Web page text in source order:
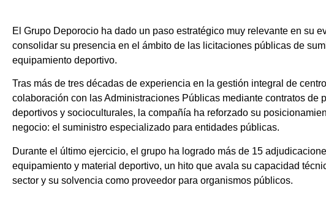
El Grupo Deporocio ha dado un paso estratégico muy relevante en su
consolidar su presencia en el ámbito de las licitaciones públicas de
equipamiento deportivo.
Tras más de tres décadas de experiencia en la gestión integral de
colaboración con las Administraciones Públicas mediante contratos de
deportivos y socioculturales, la compañía ha reforzado su
negocio: el suministro especializado para entidades públicas.
Durante el último ejercicio, el grupo ha logrado más de 15
equipamiento y material deportivo, un hito que avala su capacidad
sector y su solvencia como proveedor para organismos públicos.